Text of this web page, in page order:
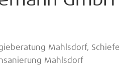
Mahlsdorf,
Mahlsdorf